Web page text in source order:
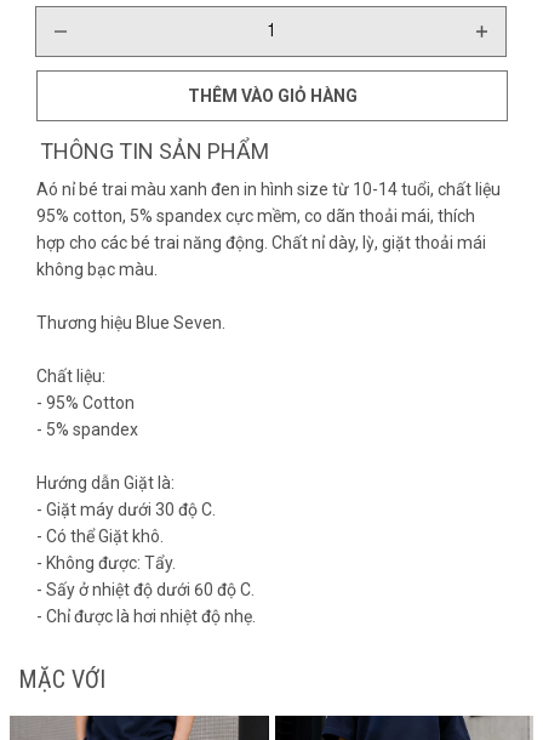
THÔNG TIN SẢN PHẨM
THÊM VÀO GIỎ HÀNG
Aó nỉ bé trai màu xanh đen in hình size từ 10-14 tuổi, chất liệu
95% cotton, 5% spandex cực mềm, co dãn thoải mái, thích
hợp cho các bé trai năng động. Chất nỉ dày, lỳ, giặt thoải mái
không bạc màu.
Thương hiệu Blue Seven.
Chất liệu:
- 95% Cotton
- 5% spandex
Hướng dẫn Giặt là:
- Giặt máy dưới 30 độ C.
- Có thể Giặt khô.
- Không được: Tẩy.
- Sấy ở nhiệt độ dưới 60 độ C.
- Chỉ được là hơi nhiệt độ nhẹ.
MẶC VỚI